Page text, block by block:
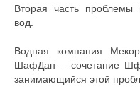
Вторая часть проблемы
вод.
Водная компания
ШафДан – сочетание
занимающийся этой